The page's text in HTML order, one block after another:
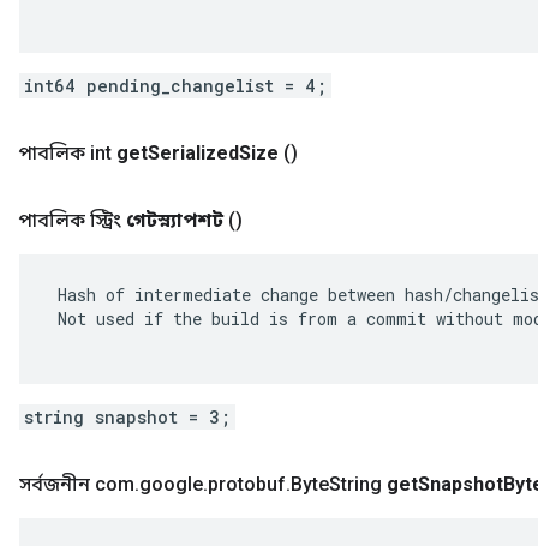
int64 pending_changelist = 4;
পাবলিক int getSerializedSize ()
পাবলিক স্ট্রিং গেটস্ন্যাপশট ()
Hash of intermediate change between hash/
Not used if the build is from a commit without
string snapshot = 3;
সর্বজনীন com.google.protobuf.ByteString getSnapshot